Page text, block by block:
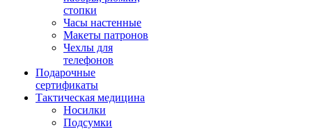
стопки
Часы настенные
Макеты патронов
Чехлы для
телефонов
Подарочные
сертификаты
Тактическая медицина
Носилки
Подсумки